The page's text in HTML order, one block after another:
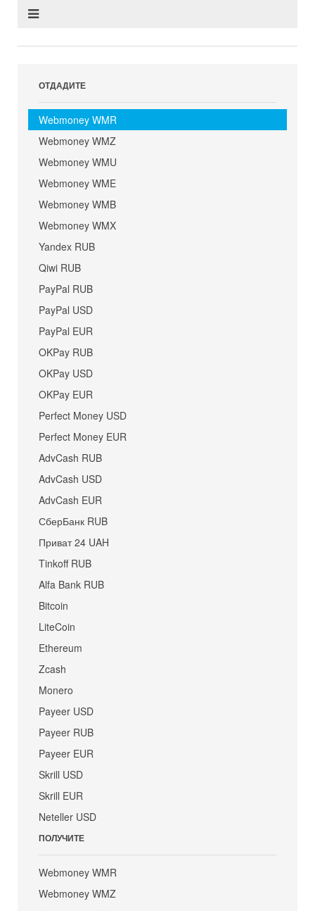
ОТДАДИТЕ
Webmoney WMR
Webmoney WMZ
Webmoney WMU
Webmoney WME
Webmoney WMB
Webmoney WMX
Yandex RUB
Qiwi RUB
PayPal RUB
PayPal USD
PayPal EUR
OKPay RUB
OKPay USD
OKPay EUR
Perfect Money USD
Perfect Money EUR
AdvCash RUB
AdvCash USD
AdvCash EUR
СберБанк RUB
Приват 24 UAH
Tinkoff RUB
Alfa Bank RUB
Bitcoin
LiteCoin
Ethereum
Zcash
Monero
Payeer USD
Payeer RUB
Payeer EUR
Skrill USD
Skrill EUR
Neteller USD
ПОЛУЧИТЕ
Webmoney WMR
Webmoney WMZ